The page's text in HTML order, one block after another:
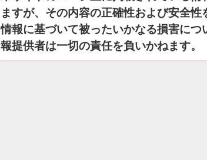
ますが、その内容の正確性および安全
情報に基づいて被ったいかなる損害に
報提供者は一切の責任を負いかねます。